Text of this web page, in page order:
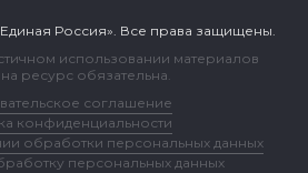
Россия». Все права защищены.
использовании материалов
ресурс обязательна.
соглашение
конфиденциальности
обработки персональных данных
персональных данных